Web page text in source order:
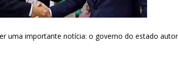
uma importante notícia: o governo do estado